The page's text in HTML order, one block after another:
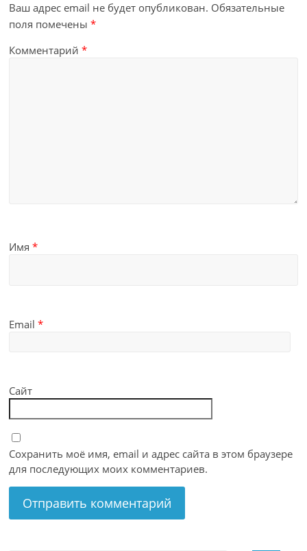
Ваш адрес email не будет опубликован. Обязательные
поля помечены*
Комментарий*
Имя*
Email*
Сайт
Сохранить моё имя, email и адрес сайта в этом браузере
для последующих моих комментариев.